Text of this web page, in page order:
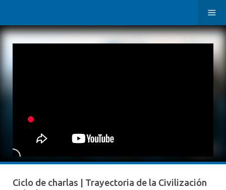
Ciclo de charlas | Trayectoria de la Civilización